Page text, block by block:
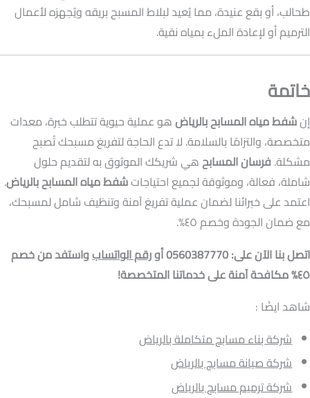
طحالب، أو بقع عنيدة، مما يُعيد لبلاط المسبح بريقه ويُجهزه لأعمال
الترميم أو لإعادة الملء بمياه نقية.
خاتمة
إنشفط مياه المسابح بالرياضهو عملية حيوية تتطلب خبرة، معدات
متخصصة، والتزامًا بالسلامة. لا تدع الحاجة لتفريغ مسبحك تُصبح
مشكلة.فرسان المسابحهي شريكك الموثوق به لتقديم حلول
شاملة، فعالة، وموثوقة لجميع احتياجاتشفط مياه المسابح بالرياض.
اعتمد على خبرائنا لضمان عملية تفريغ آمنة وتنظيف شامل لمسبحك،
مع ضمان الجودة وخصم ٤٥%.
اتصل بنا الآن على: 0560387770 أو
رقم الواتسابواستفد من خصم
٤٥% مكافحة آمنة على خدماتنا المتخصصة!
شاهد ايضًا :
شركة بناء مسابح متكاملة بالرياض
شركة صيانة مسابح بالرياض
شركة ترميم مسابح بالرياض